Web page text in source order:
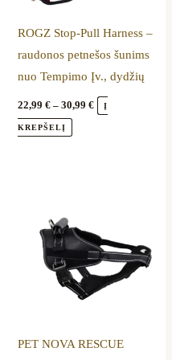
ROGZ Stop-Pull Harness –
raudonos petnešos šunims
nuo Tempimo Įv., dydžių
22,99 € – 30,99 € Į
KREPŠELĮ
may
be
chosen
on
PET NOVA RESCUE
through
19,99 €
has
multiple
variants.
may